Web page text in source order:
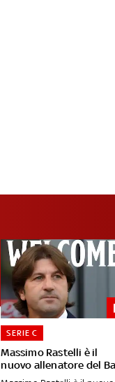
Massimo Rastelli è il
nuovo allenatore del
SERIE C